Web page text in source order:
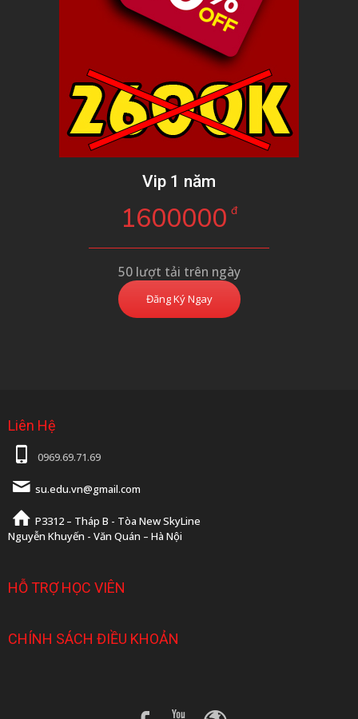
Vip 1 năm
1600000 đ
50 lượt tải trên ngày
Đăng Ký Ngay
Liên Hệ
0969.69.71.69
su.edu.vn@gmail.com
P3312 – Tháp B - Tòa New SkyLine
Nguyễn Khuyến - Văn Quán – Hà Nội
HỖ TRỢ HỌC VIÊN
CHÍNH SÁCH ĐIỀU KHOẢN